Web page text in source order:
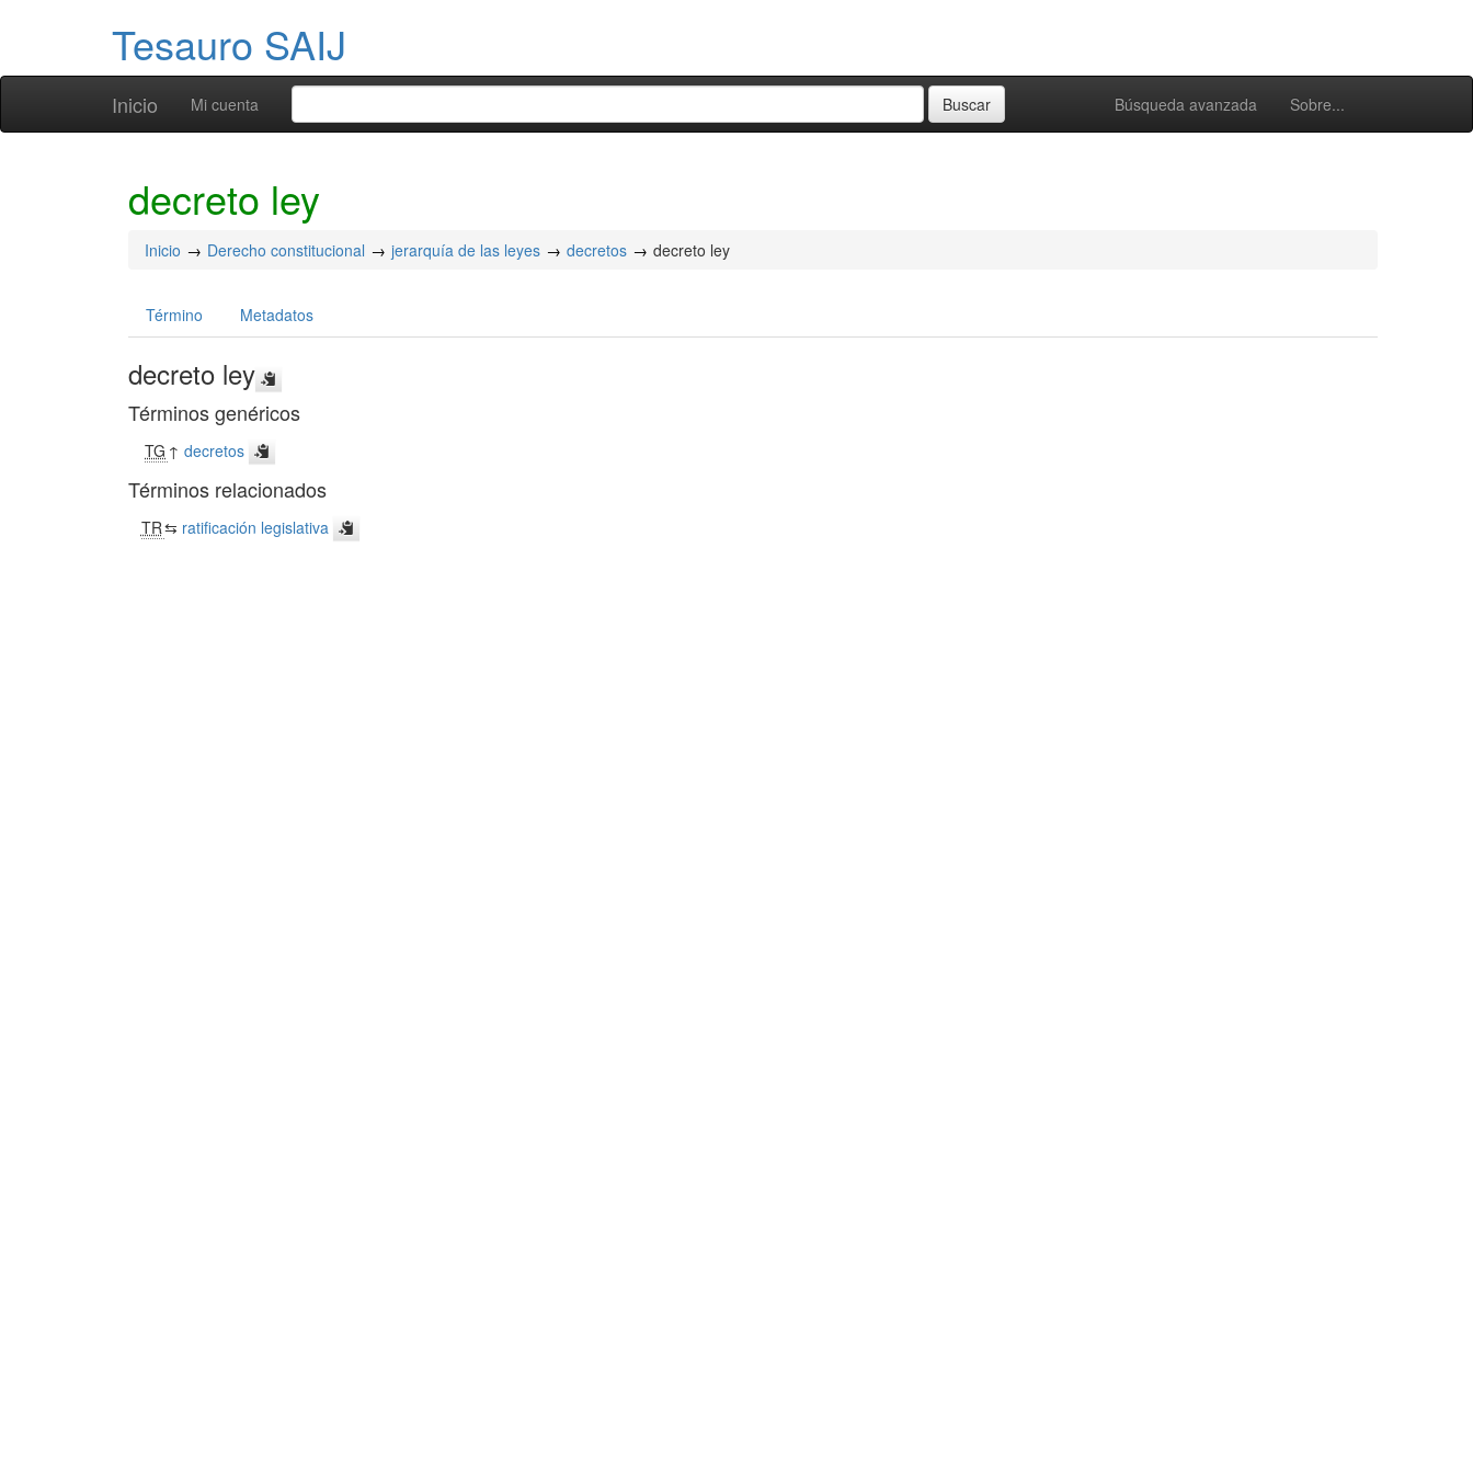
Tesauro SAIJ
Inicio Búsqueda avanzada Sobre...
Mi cuenta
decreto ley
Inicio Derecho constitucional jerarquía de las leyes decretos decreto ley
Término Metadatos
decreto ley
Términos genéricos
TG ↑decretos
Términos relacionados
TR⇆ ratificación legislativa